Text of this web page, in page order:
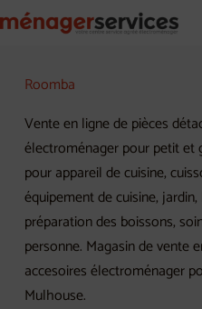
au
Roomba
Vente en ligne de pièces
électroménager pour petit et
pour appareil de cuisine,
équipement de cuisine,
préparation des boissons,
personne. Magasin de vente
accesoires électroménager
Mulhouse.